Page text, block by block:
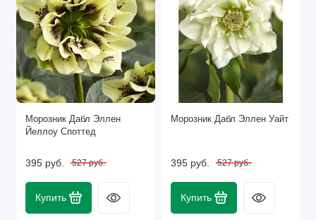
Морозник Дабл Эллен
Йеллоу Споттед
395 руб. 527 руб.
Купить
Морозник Дабл Эллен Уайт
395 руб. 527 руб.
Купить